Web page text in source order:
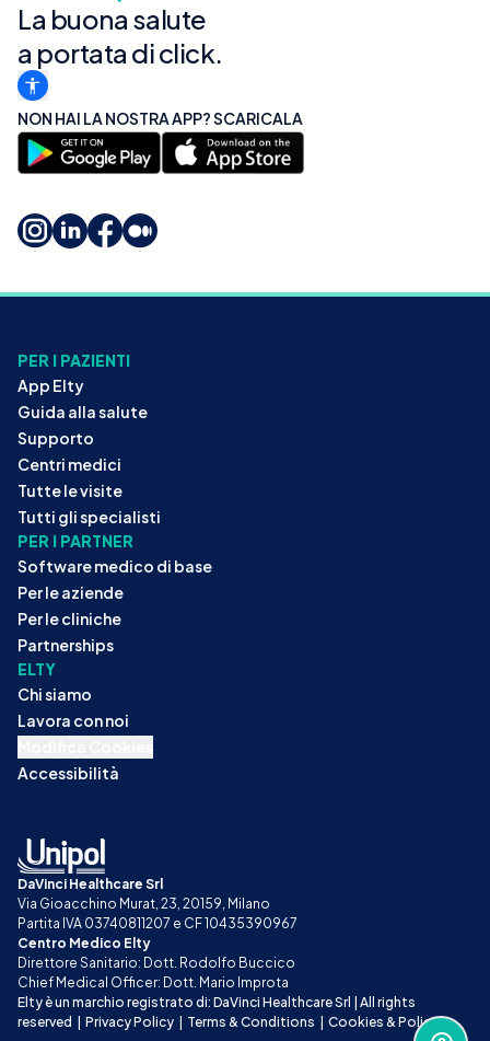
La buona salute
a portata di click.
NON HAI LA NOSTRA APP? SCARICALA
PER I PAZIENTI
App Elty
Guida alla salute
Supporto
Centri medici
Tutte le visite
Tutti gli specialisti
PER I PARTNER
Software medico di base
Per le aziende
Per le cliniche
Partnerships
ELTY
Chi siamo
Lavora con noi
Accessibilità
DaVinci Healthcare Srl
Via Gioacchino Murat, 23, 20159, Milano
Partita IVA 03740811207 e CF 10435390967
Centro Medico Elty
Direttore Sanitario: Dott. Rodolfo Buccico
Chief Medical Officer: Dott. Mario Improta
Elty è un marchio registrato di: DaVinci Healthcare Srl | All rights
reserved | Privacy Policy | Terms & Conditions | Cookies & Policy